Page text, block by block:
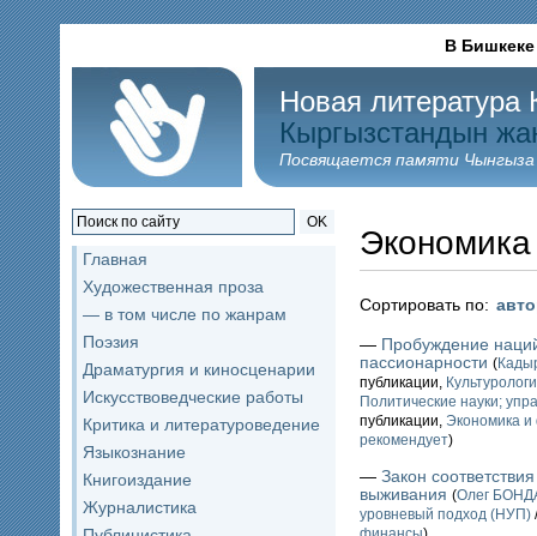
В Бишкеке
Новая литература
Кыргызстандын
Посвящается памяти
OK
Главная
Художественная проза
— в том числе по жанрам
Поэзия
Драматургия и киносценарии
Искусствоведческие работы
Критика и литературоведение
Языкознание
Книгоиздание
Журналистика
Сортировать по:
— Пробуждение
пассионарности (
публикации,
Политические науки;
публикации, Экономика
рекомендует)
— Закон
выживания (Олег
уровневый подход (НУП)